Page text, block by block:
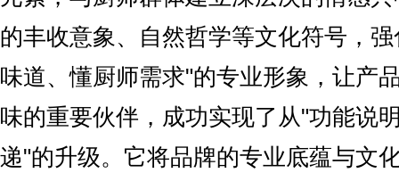
的丰收意象、自然哲学等文化符号，
味道、懂厨师需求"的专业形象，让产
味的重要伙伴，成功实现了从"功能说
递"的升级。它将品牌的专业底蕴与文